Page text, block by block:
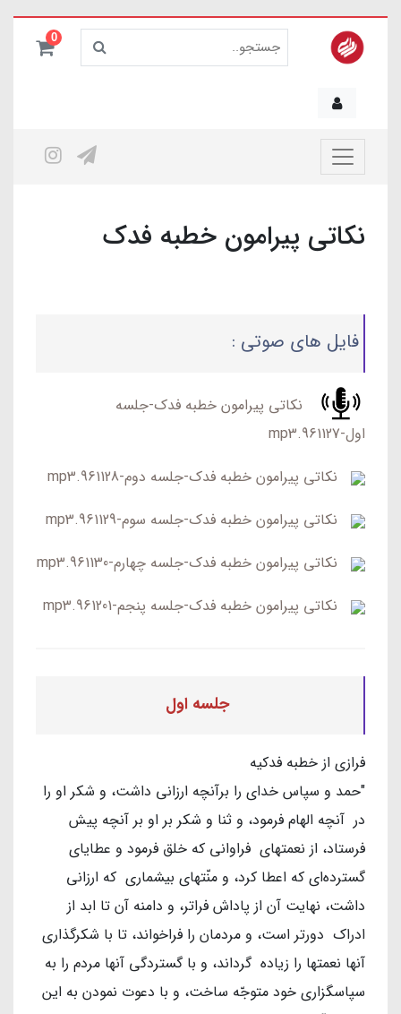
0
نکاتی پیرامون خطبه فدک
فایل های صوتی :
نکاتی پیرامون خطبه فدک-جلسه
اول-961127.mp3
نکاتی پیرامون خطبه فدک-جلسه دوم-961128.mp3
نکاتی پیرامون خطبه فدک-جلسه سوم-961129.mp3
نکاتی پیرامون خطبه فدک-جلسه چهارم-961130.mp3
نکاتی پیرامون خطبه فدک-جلسه پنجم-961201.mp3
جلسه اول
فرازی از خطبه فدکیه
"حمد و سپاس خدای را برآنچه ارزانی داشت، و شکر او را
در آنچه الهام فرمود، و ثنا و شکر بر او بر آنچه پیش
فرستاد، از نعمتهای فراوانی که خلق فرمود و عطایای
گسترده‌ای که اعطا کرد، و منّتهای بیشماری که ارزانی
داشت، نهایت آن از پاداش فراتر، و دامنه آن تا ابد از
ادراک دورتر است، و مردمان را فراخواند، تا با شکرگذاری
آنها نعمتها را زیاده گرداند، و با گستردگی آنها مردم را به
سپاسگزاری خود متوجّه ساخت، و با دعوت نمودن به این